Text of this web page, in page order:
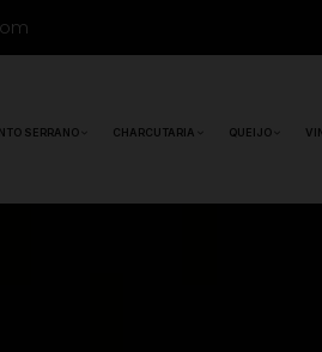
SERRANO CHARCUTARIA QUEIJO